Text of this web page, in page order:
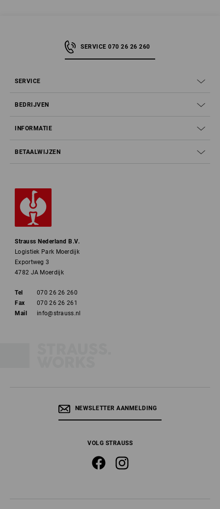
SERVICE 070 26 26 260
SERVICE
BEDRIJVEN
INFORMATIE
BETAALWIJZEN
Strauss Nederland B.V.
Logistiek Park Moerdijk
Exportweg 3
4782 JA Moerdijk
Tel
070 26 26 260
Fax
070 26 26 261
Mail
info@strauss.nl
NEWSLETTER AANMELDING
VOLG STRAUSS